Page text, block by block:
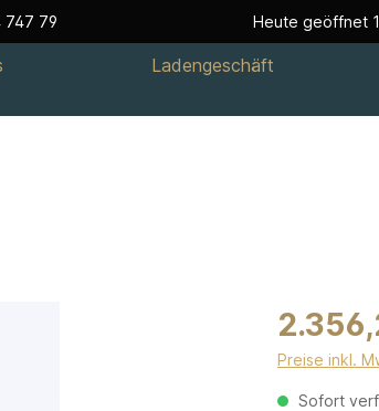
747 79 Heute geöffnet
Ladengeschäft
Preise inkl.
Sofort